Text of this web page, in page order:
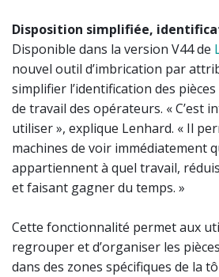
Disposition simplifiée,
Disponible dans la version V44 de
nouvel outil d’imbrication par
simplifier l’identification des
de travail des opérateurs. « C’est
utiliser », explique Lenhard. « Il
machines de voir immédiatement
appartiennent à quel travail,
et faisant gagner du temps. »
Cette fonctionnalité permet aux
regrouper et d’organiser les
dans des zones spécifiques de la